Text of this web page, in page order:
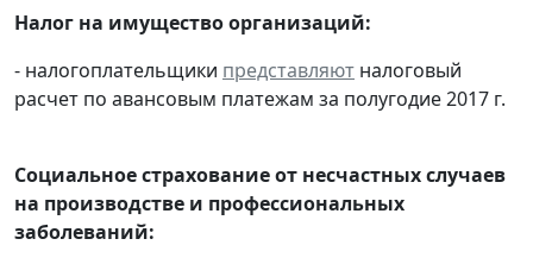
Налог на имущество организаций:
- налогоплательщики представляют налоговый
расчет по авансовым платежам за полугодие 2017 г.
Социальное страхование от несчастных случаев
на производстве и профессиональных
заболеваний: